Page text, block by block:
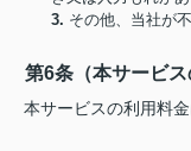
3. その他、当社が
第6条（本サービス
本サービスの利用料